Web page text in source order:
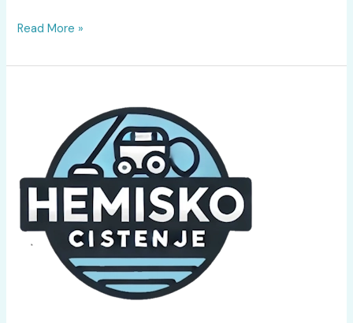
Read More »